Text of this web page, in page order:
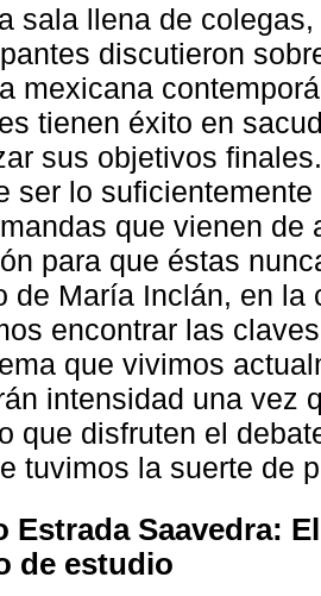
sala llena de
discutieron
mexicana
tienen éxito en
sus objetivos
ser lo
que vienen de
para que éstas
de María Inclán, en la
encontrar las
que vivimos
intensidad una vez
que disfruten el
tuvimos la suerte de
Estrada Saavedra:
de estudio